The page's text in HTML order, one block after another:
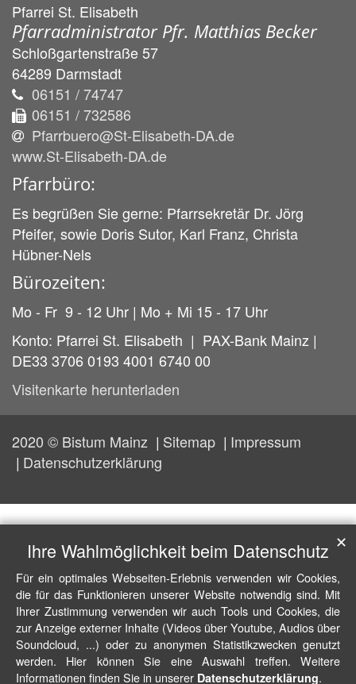
Pfarrei St. Elisabeth
Pfarradministrator Pfr. Matthias Becker
Schloßgartenstraße 57
64289 Darmstadt
06151 / 74747
06151 / 732586
Pfarrbuero@St-Elisabeth-DA.de
www.St-Elisabeth-DA.de
Pfarrbüro:
Es begrüßen Sie gerne: Pfarrsekretär Dr. Jörg
Pfeifer, sowie Doris Sutor, Karl Franz, Christa
Hübner-Nels
Bürozeiten:
Mo - Fr 9 - 12 Uhr | Mo + Mi 15 - 17 Uhr
Konto: Pfarrei St. Elisabeth | PAX-Bank Mainz |
DE33 3706 0193 4001 6740 00
Visitenkarte herunterladen
2020 © Bistum Mainz Sitemap
Impressum
Datenschutzerklärung
Ihre Wahlmöglichkeit beim Datenschutz
Für ein optimales Webseiten-Erlebnis verwenden wir Cookies,
die für das Funktionieren unserer Website notwendig sind. Mit
Ihrer Zustimmung verwenden wir auch Tools und Cookies, die
zur Anzeige externer Inhalte (Videos über Youtube, Audios über
Soundcloud, ...) oder zu anonymen Statistikzwecken genutzt
werden. Hier können Sie eine Auswahl treffen. Weitere
Informationen finden Sie in unserer Datenschutzerklärung.
✕